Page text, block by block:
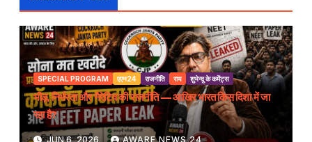
SPECIAL PROGRAM एएन24 राजनीति राय शुभेन्दु के कमेंट्स
भीड़, निर्भरता और नैरेटिव की राजनीति — आखिर भारत किस दिशा में जा
रहा है?
JUN 6, 2026 AWARE NEWS 24